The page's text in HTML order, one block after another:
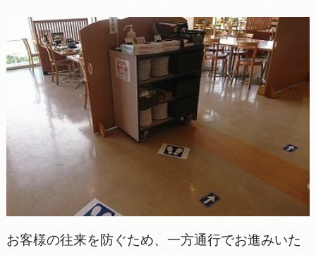
お客様の往来を防ぐため、一方通行でお進みいた